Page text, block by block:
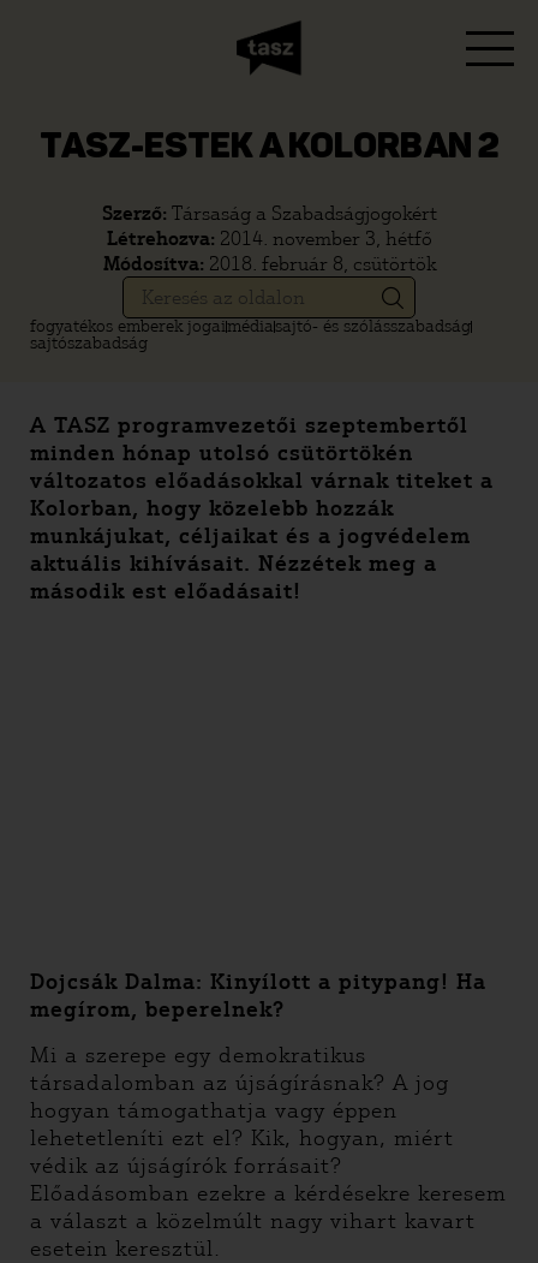
TASZ-ESTEK A KOLORBAN 2
Szerző: Társaság a Szabadságjogokért
Létrehozva: 2014. november 3, hétfő
Módosítva: 2018. február 8, csütörtök
fogyatékos emberek jogaimédiasajtó- és szólásszabadság
sajtószabadság
A TASZ programvezetői szeptembertől
minden hónap utolsó csütörtökén
változatos előadásokkal várnak titeket a
Kolorban, hogy közelebb hozzák
munkájukat, céljaikat és a jogvédelem
aktuális kihívásait. Nézzétek meg a
második est előadásait!
Dojcsák Dalma: Kinyílott a pitypang! Ha
megírom, beperelnek?
Mi a szerepe egy demokratikus
társadalomban az újságírásnak? A jog
hogyan támogathatja vagy éppen
lehetetleníti ezt el? Kik, hogyan, miért
védik az újságírók forrásait?
Előadásomban ezekre a kérdésekre keresem
a választ a közelmúlt nagy vihart kavart
esetein keresztül.